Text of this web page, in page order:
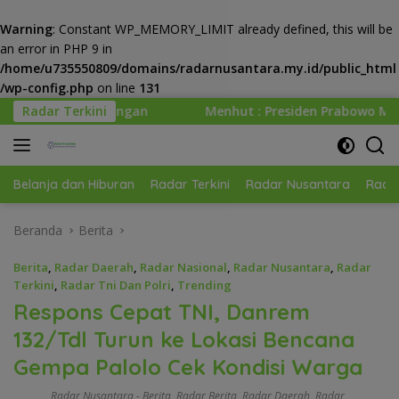
Warning: Constant WP_MEMORY_LIMIT already defined, this will be
an error in PHP 9 in
/home/u735550809/domains/radarnusantara.my.id/public_html
/wp-config.php on line 131
Langsung
ke
konten
Radar Terkini
Menhut : Presiden Prabowo Minta Kemenhut Bangun
Belanja dan Hiburan Radar Terkini Radar Nusantara
Beranda Berita
Berita, Radar Daerah, Radar Nasional, Radar Nusantara, Radar
Terkini, Radar Tni Dan Polri, Trending
Respons Cepat TNI, Danrem
132/Tdl Turun ke Lokasi Bencana
Gempa Palolo Cek Kondisi Warga
Radar Nusantara- Berita, Radar Berita, Radar Daerah, Radar